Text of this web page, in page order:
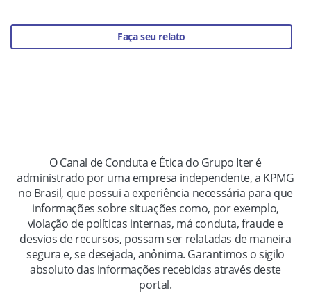
Faça seu relato
O Canal de Conduta e Ética do Grupo Iter é
administrado por uma empresa independente, a KPMG
no Brasil, que possui a experiência necessária para que
informações sobre situações como, por exemplo,
violação de políticas internas, má conduta, fraude e
desvios de recursos, possam ser relatadas de maneira
segura e, se desejada, anônima. Garantimos o sigilo
absoluto das informações recebidas através deste
portal.